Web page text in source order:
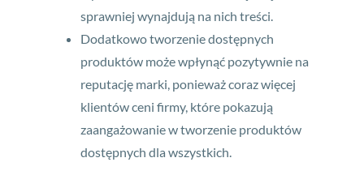
sprawniej wynajdują na nich treści.
Dodatkowo tworzenie dostępnych
produktów może wpłynąć pozytywnie na
reputację marki, ponieważ coraz więcej
klientów ceni firmy, które pokazują
zaangażowanie w tworzenie produktów
dostępnych dla wszystkich.